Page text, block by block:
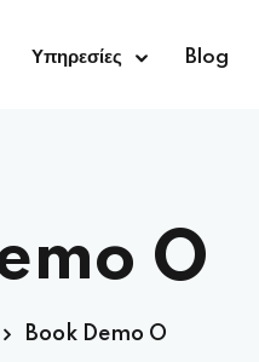
Υπηρεσίες Blog
O
Book Demo O